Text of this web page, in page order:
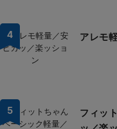
4 アレモ
5
フィッ